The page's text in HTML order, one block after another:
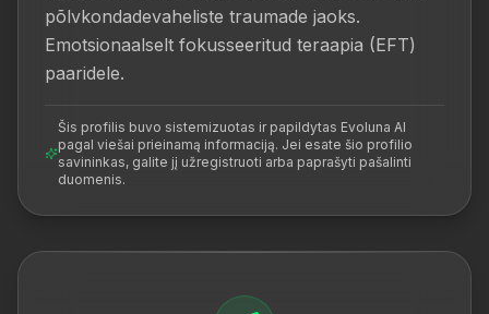
põlvkondadevaheliste traumade jaoks.
Emotsionaalselt fokusseeritud teraapia (EFT)
paaridele.
Šis profilis buvo sistemizuotas ir papildytas Evoluna AI
pagal viešai prieinamą informaciją. Jei esate šio profilio
savininkas, galite jį užregistruoti arba paprašyti pašalinti
duomenis.